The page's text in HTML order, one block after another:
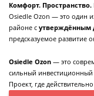
Комфорт. Пространство.
Osiedle Ozon — это один
районе с утверждённым
предсказуемое развитие
Osiedle Ozon — это
сильный инвестиционный
Проект, где действительно